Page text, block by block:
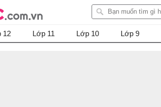
12 Lớp 11 Lớp 10 Lớp 9